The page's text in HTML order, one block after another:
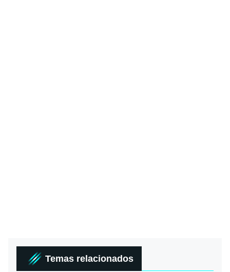
Temas relacionados